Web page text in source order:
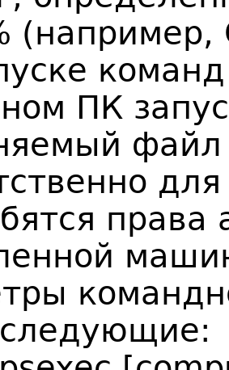
(например,
ПК
файл
следующие: